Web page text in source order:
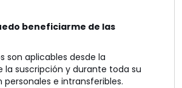
beneficiarme de las
son aplicables desde la
la suscripción y durante toda su
personales e intransferibles.